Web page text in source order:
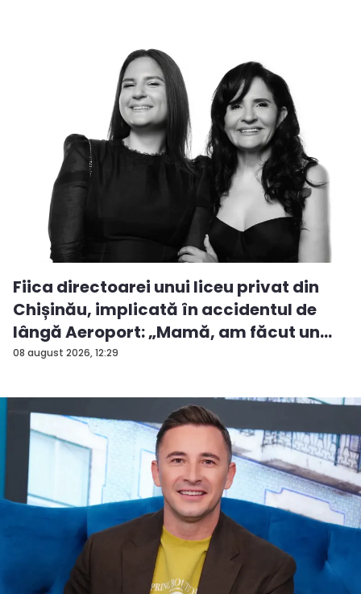
08 august 2026, 12:29
Fiica directoarei unui liceu privat din
Chișinău, implicată în accidentul de
lângă Aeroport: „Mamă, am făcut un
ac...